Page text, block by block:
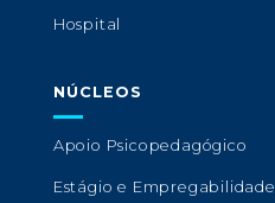
Hospital
NÚCLEOS
Apoio Psicopedagógico
Estágio e Empregabilidade